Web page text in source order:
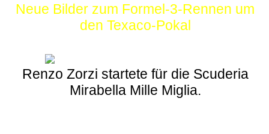
Neue Bilder zum Formel-3-Rennen um
den Texaco-Pokal
Renzo Zorzi startete für die Scuderia
Mirabella Mille Miglia.